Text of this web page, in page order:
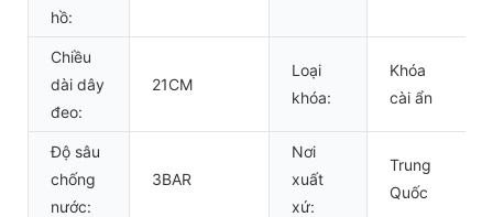
hồ:
Chiều
dài dây
đeo:
21CM
Loại
khóa:
Khóa
cài ẩn
Độ sâu
chống
nước:
3BAR
Nơi
xuất
xứ:
Trung
Quốc